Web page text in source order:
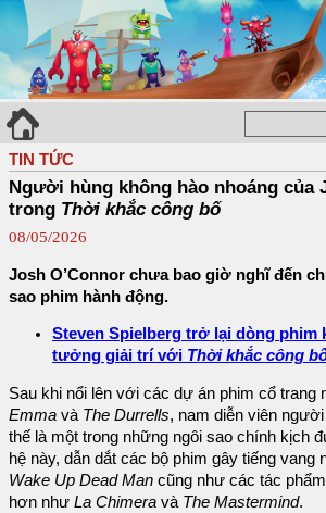
TIN TỨC
Người hùng không hào nhoáng của
trong Thời khắc công bố
08/05/2026
Josh O’Connor chưa bao giờ nghĩ đến
sao phim hành động.
Steven Spielberg trở lại dòng phim
tưởng giải trí với Thời khắc công
Sau khi nổi lên với các dự án phim cổ trang
Emma và The Durrells, nam diễn viên
thế là một trong những ngôi sao chính kịch
hệ này, dẫn dắt các bộ phim gây tiếng vang
Wake Up Dead Man cũng như các tác
hơn như La Chimera và The Mastermind.